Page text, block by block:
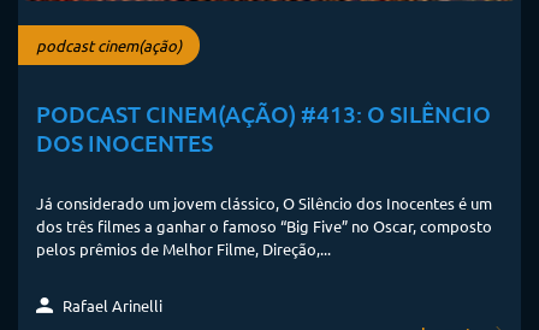
podcast cinem(ação)
PODCAST CINEM(AÇÃO) #413: O SILÊNCIO
DOS INOCENTES
Já considerado um jovem clássico, O Silêncio dos Inocentes é um
dos três filmes a ganhar o famoso “Big Five” no Oscar, composto
pelos prêmios de Melhor Filme, Direção,...
Rafael Arinelli